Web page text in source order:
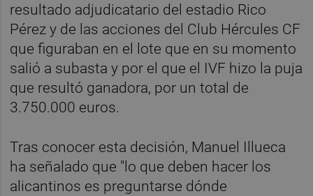
resultado adjudicatario del estadio Rico
Pérez y de las acciones del Club Hércules CF
que figuraban en el lote que en su momento
salió a subasta y por el que el IVF hizo la puja
que resultó ganadora, por un total de
3.750.000 euros.
Tras conocer esta decisión, Manuel Illueca
ha señalado que "lo que deben hacer los
alicantinos es preguntarse dónde